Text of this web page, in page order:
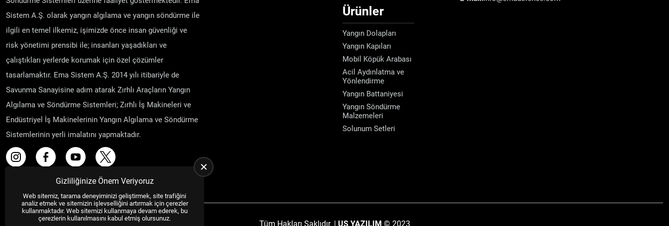
Sistem A.Ş. olarak yangın algılama ve yangın söndürme ile
ilgili en temel ilkemiz, işimizde önce insan güvenliği ve
risk yönetimi prensibi ile; insanları yaşadıkları ve
çalıştıkları yerlerde korumak için özel çözümler
tasarlamaktır. Ema Sistem A.Ş. 2014 yılı itibariyle de
Savunma Sanayisine adım atarak Zırhlı Araçların Yangın
Algılama ve Söndürme Sistemleri; Zırhlı İş Makineleri ve
Endüstriyel İş Makinelerinin Yangın Algılama ve Söndürme
Sistemlerinin yerli imalatını yapmaktadır.
Ürünler
Yangın Dolapları
Yangın Kapıları
Mobil Köpük Arabası
Acil Aydınlatma ve
Yönlendirme
Yangın Battaniyesi
Yangın Söndürme
Malzemeleri
Solunum Setleri
Tüm Hakları Saklıdır. | US YAZILIM © 2023
Gizliliğinize Önem Veriyoruz
Web sitemiz, tarama deneyiminizi geliştirmek, site trafiğini
analiz etmek ve sitemizin işlevselliğini artırmak için çerezler
kullanmaktadır. Web sitemizi kullanmaya devam ederek, bu
çerezlerin kullanılmasını kabul etmiş olursunuz.